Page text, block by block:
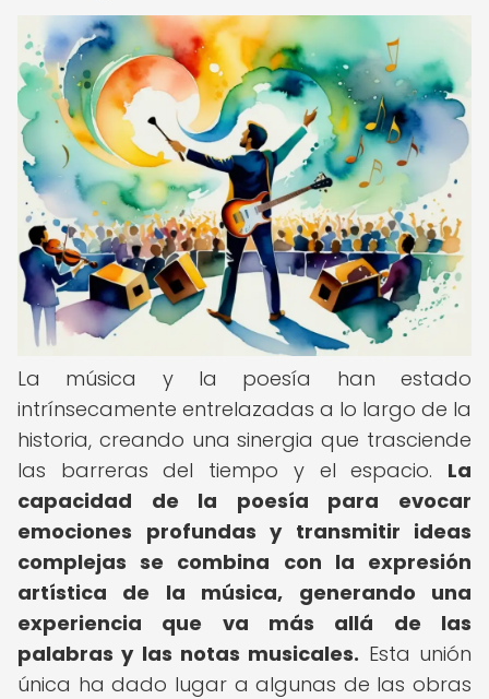
La música y la poesía han estado
intrínsecamente entrelazadas a lo largo de la
historia, creando una sinergia que trasciende
las barreras del tiempo y el espacio. La
capacidad de la poesía para evocar
emociones profundas y transmitir ideas
complejas se combina con la expresión
artística de la música, generando una
experiencia que va más allá de las
palabras y las notas musicales. Esta unión
única ha dado lugar a algunas de las obras